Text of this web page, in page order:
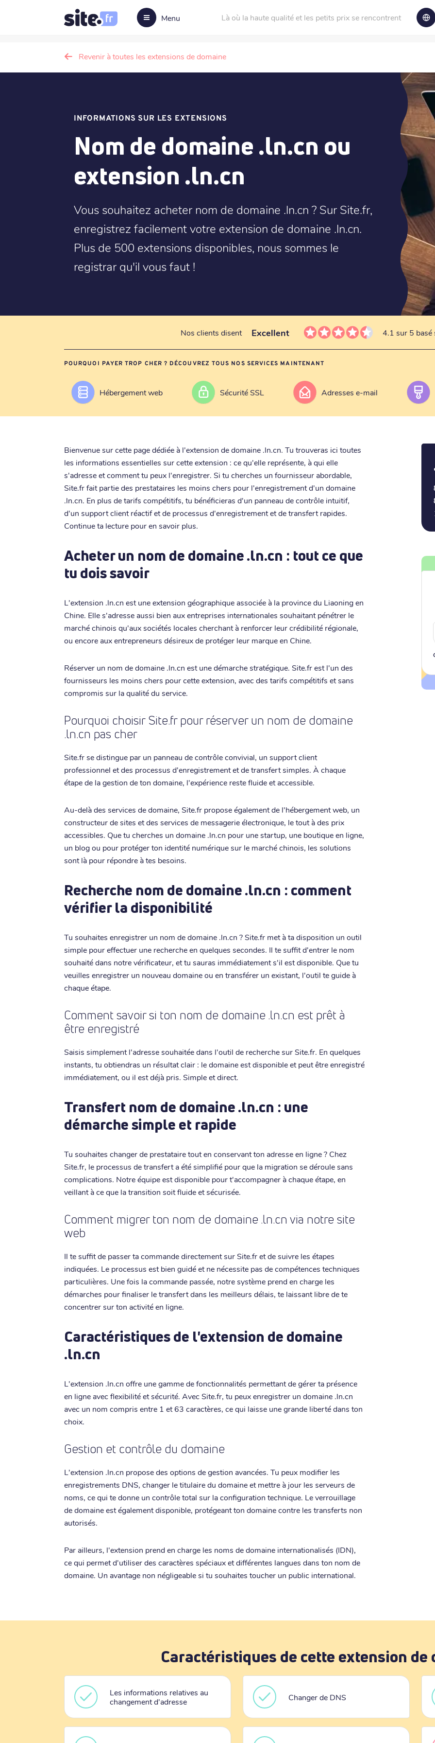
Menu Là où la haute qualité et les petits prix se rencontrent
Revenir à toutes les extensions de domaine
INFORMATIONS SUR LES EXTENSIONS
Nom de domaine .ln.cn ou
extension .ln.cn
Vous souhaitez acheter nom de domaine .ln.cn ? Sur Site.fr,
enregistrez facilement votre extension de domaine .ln.cn.
Plus de 500 extensions disponibles, nous sommes le
registrar qu'il vous faut !
Nos clients disent Excellent 4.1 sur 5 basé
POURQUOI PAYER TROP CHER ? DÉCOUVREZ TOUS NOS SERVICES MAINTENANT
Hébergement web Sécurité SSL Adresses e-mail
Bienvenue sur cette page dédiée à l'extension de domaine .ln.cn. Tu trouveras ici toutes
les informations essentielles sur cette extension : ce qu'elle représente, à qui elle
s'adresse et comment tu peux l'enregistrer. Si tu cherches un fournisseur abordable,
Site.fr fait partie des prestataires les moins chers pour l'enregistrement d'un domaine
.ln.cn. En plus de tarifs compétitifs, tu bénéficieras d'un panneau de contrôle intuitif,
d'un support client réactif et de processus d'enregistrement et de transfert rapides.
Continue ta lecture pour en savoir plus.
Acheter un nom de domaine .ln.cn : tout ce que
tu dois savoir
L'extension .ln.cn est une extension géographique associée à la province du Liaoning en
Chine. Elle s'adresse aussi bien aux entreprises internationales souhaitant pénétrer le
marché chinois qu'aux sociétés locales cherchant à renforcer leur crédibilité régionale,
ou encore aux entrepreneurs désireux de protéger leur marque en Chine.
Réserver un nom de domaine .ln.cn est une démarche stratégique. Site.fr est l'un des
fournisseurs les moins chers pour cette extension, avec des tarifs compétitifs et sans
compromis sur la qualité du service.
Pourquoi choisir Site.fr pour réserver un nom de domaine
.ln.cn pas cher
Site.fr se distingue par un panneau de contrôle convivial, un support client
professionnel et des processus d'enregistrement et de transfert simples. À chaque
étape de la gestion de ton domaine, l'expérience reste fluide et accessible.
Au-delà des services de domaine, Site.fr propose également de l'hébergement web, un
constructeur de sites et des services de messagerie électronique, le tout à des prix
accessibles. Que tu cherches un domaine .ln.cn pour une startup, une boutique en ligne,
un blog ou pour protéger ton identité numérique sur le marché chinois, les solutions
sont là pour répondre à tes besoins.
Recherche nom de domaine .ln.cn : comment
vérifier la disponibilité
Tu souhaites enregistrer un nom de domaine .ln.cn ? Site.fr met à ta disposition un outil
simple pour effectuer une recherche en quelques secondes. Il te suffit d'entrer le nom
souhaité dans notre vérificateur, et tu sauras immédiatement s'il est disponible. Que tu
veuilles enregistrer un nouveau domaine ou en transférer un existant, l'outil te guide à
chaque étape.
Comment savoir si ton nom de domaine .ln.cn est prêt à
être enregistré
Saisis simplement l'adresse souhaitée dans l'outil de recherche sur Site.fr. En quelques
instants, tu obtiendras un résultat clair : le domaine est disponible et peut être enregistré
immédiatement, ou il est déjà pris. Simple et direct.
Transfert nom de domaine .ln.cn : une
démarche simple et rapide
Tu souhaites changer de prestataire tout en conservant ton adresse en ligne ? Chez
Site.fr, le processus de transfert a été simplifié pour que la migration se déroule sans
complications. Notre équipe est disponible pour t'accompagner à chaque étape, en
veillant à ce que la transition soit fluide et sécurisée.
Comment migrer ton nom de domaine .ln.cn via notre site
web
Il te suffit de passer ta commande directement sur Site.fr et de suivre les étapes
indiquées. Le processus est bien guidé et ne nécessite pas de compétences techniques
particulières. Une fois la commande passée, notre système prend en charge les
démarches pour finaliser le transfert dans les meilleurs délais, te laissant libre de te
concentrer sur ton activité en ligne.
Caractéristiques de l'extension de domaine
.ln.cn
L'extension .ln.cn offre une gamme de fonctionnalités permettant de gérer ta présence
en ligne avec flexibilité et sécurité. Avec Site.fr, tu peux enregistrer un domaine .ln.cn
avec un nom compris entre 1 et 63 caractères, ce qui laisse une grande liberté dans ton
choix.
Gestion et contrôle du domaine
L'extension .ln.cn propose des options de gestion avancées. Tu peux modifier les
enregistrements DNS, changer le titulaire du domaine et mettre à jour les serveurs de
noms, ce qui te donne un contrôle total sur la configuration technique. Le verrouillage
de domaine est également disponible, protégeant ton domaine contre les transferts non
autorisés.
Par ailleurs, l'extension prend en charge les noms de domaine internationalisés (IDN),
ce qui permet d'utiliser des caractères spéciaux et différentes langues dans ton nom de
domaine. Un avantage non négligeable si tu souhaites toucher un public international.
Caractéristiques de cette extension de
Les informations relatives au
changement d'adresse
Changer de DNS